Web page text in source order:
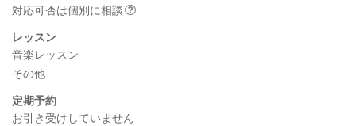
対応可否は個別に相談
レッスン
音楽レッスン
その他
定期予約
お引き受けしていません